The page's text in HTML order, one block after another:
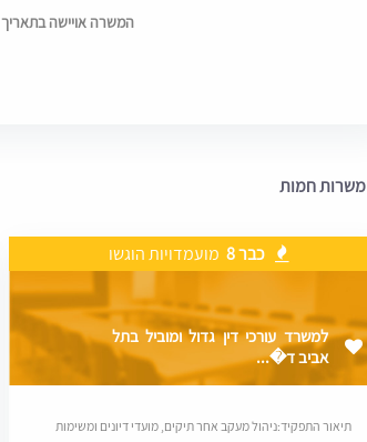
המשרה אויישה בתאריך 1/7/2020
משרות חמות
כבר 8 מועמדויות הוגשו
למשרד עורכי דין גדול ומוביל בתל
אביב ד�...
תיאור התפקיד:ניהול מעקב אחר תיקים, מועדי דיונים ומשימות